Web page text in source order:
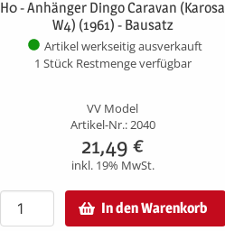
H0 - Anhänger Dingo Caravan (Karosa
W4) (1961) - Bausatz
Artikel werkseitig ausverkauft
1 Stück Restmenge verfügbar
VV Model
Artikel-Nr.: 2040
21,49 €
inkl. 19% MwSt.
In den Warenkorb